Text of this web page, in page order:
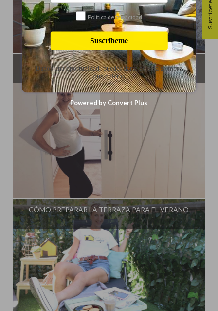
Influencer:Steffido
CÓMO HACER PUERTA CORREDERA
Influencer: Steffido
CÓMO PREPARAR LA TERRAZA PARA EL VERANO
Suscríbete
Política de privacidad
Suscríbeme
Danos una oportunidad, puedes darte de baja siempre
que quieras
Powered by Convert Plus